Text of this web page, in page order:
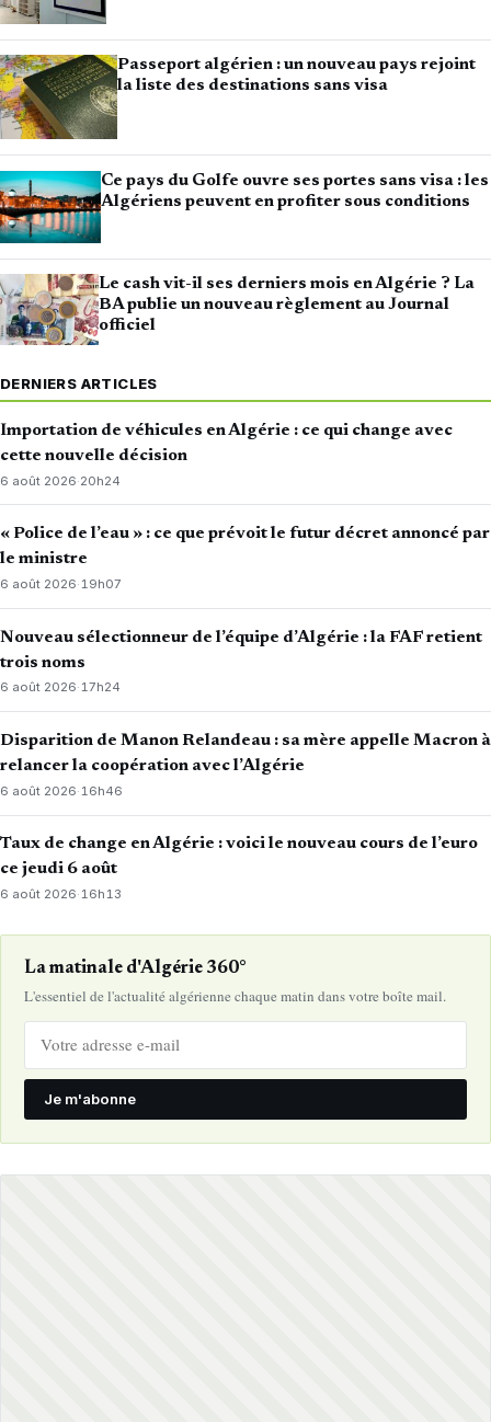
Passeport algérien : un nouveau pays rejoint
la liste des destinations sans visa
Ce pays du Golfe ouvre ses portes sans visa : les
Algériens peuvent en profiter sous conditions
Le cash vit-il ses derniers mois en Algérie ? La
BA publie un nouveau règlement au Journal
officiel
DERNIERS ARTICLES
Importation de véhicules en Algérie : ce qui change avec
cette nouvelle décision
6 août 2026·20h24
« Police de l’eau » : ce que prévoit le futur décret annoncé par
le ministre
6 août 2026·19h07
Nouveau sélectionneur de l’équipe d’Algérie : la FAF retient
trois noms
6 août 2026·17h24
Disparition de Manon Relandeau : sa mère appelle Macron à
relancer la coopération avec l’Algérie
6 août 2026·16h46
Taux de change en Algérie : voici le nouveau cours de l’euro
ce jeudi 6 août
6 août 2026·16h13
La matinale d'Algérie 360°
L'essentiel de l'actualité algérienne chaque matin dans votre boîte mail.
Je m'abonne